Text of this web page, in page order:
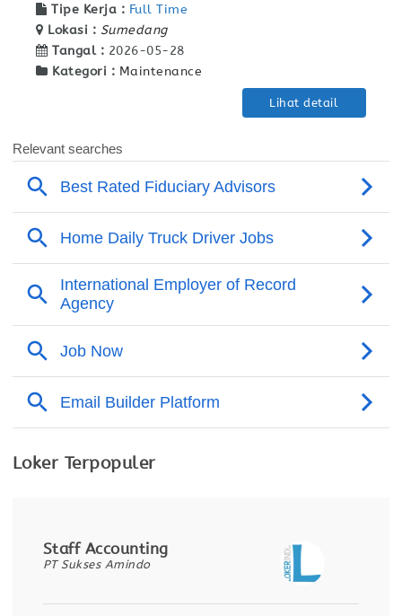
Tipe Kerja : Full Time
Lokasi : Sumedang
Tangal : 2026-05-28
Kategori : Maintenance
Lihat detail
Loker Terpopuler
Staff Accounting
PT Sukses Amindo